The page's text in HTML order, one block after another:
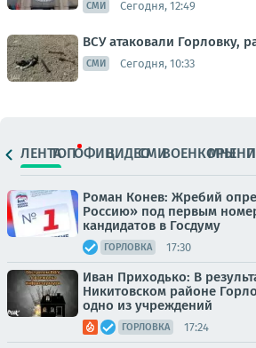
СМИ Сегодня, 12:49
ВСУ атаковали Горловку,
СМИ Сегодня, 10:33
ЛЕНТАТОПОФИЦ.ВИДЕОСМИВОЕНКОРЫ
Роман Конев: Жребий
Россию» под первым
кандидатов в Госдуму
ГОРЛОВКА 17:30
Иван Приходько: В
Никитовском районе
одно из учреждений
ГОРЛОВКА 17:24